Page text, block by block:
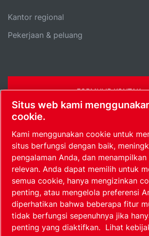
Kantor regional
Pekerjaan & peluang
FORMULIR KONTAK
Peta situsKelola preferensi© 2026
Indonesia / IN
Situs web kami
cookie.
Kami menggunakan cookie untuk
situs berfungsi dengan baik,
pengalaman Anda, dan
relevan. Anda dapat memilih untuk
semua cookie, hanya mengizinkan
penting, atau mengelola preferensi
diperhatikan bahwa beberapa fitur
tidak berfungsi sepenuhnya jika
penting yang diaktifkan. Lihat